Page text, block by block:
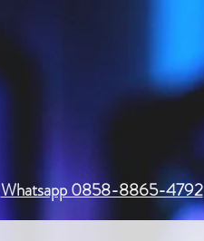
Whatsapp 0858-8865-4792